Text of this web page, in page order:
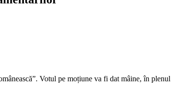
Votul pe moțiune va fi dat mâine, în plenul